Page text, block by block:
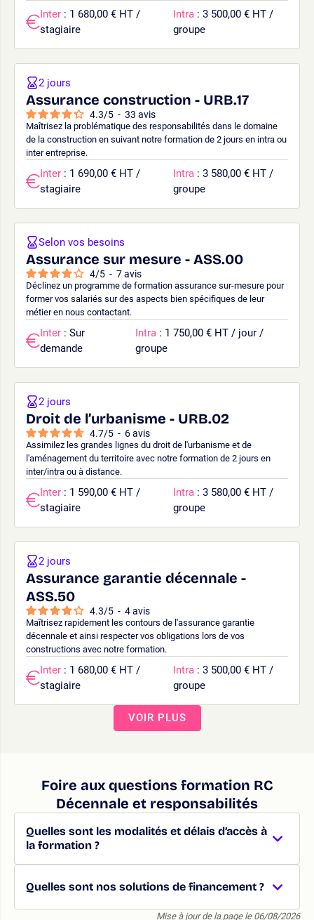
Inter : 1 680,00 € HT /
stagiaire
Intra : 3 500,00 € HT /
groupe
Assurance construction - URB.17
4.3/5 - 33 avis
Maîtrisez la problématique des responsabilités dans le domaine
de la construction en suivant notre formation de 2 jours en intra ou
inter entreprise.
2 jours
Inter : 1 690,00 € HT /
stagiaire
Intra : 3 580,00 € HT /
groupe
Assurance sur mesure - ASS.00
4/5 - 7avis
Déclinez un programme de formation assurance sur-mesure pour
former vos salariés sur des aspects bien spécifiques de leur
métier en nous contactant.
Selon vos besoins
Inter : Sur
demande
Intra : 1 750,00 € HT / jour /
groupe
Droit de l’urbanisme - URB.02
4.7/5 - 6avis
Assimilez les grandes lignes du droit de l'urbanisme et de
l'aménagement du territoire avec notre formation de 2 jours en
inter/intra ou à distance.
2 jours
Inter : 1 590,00 € HT /
stagiaire
Intra : 3 580,00 € HT /
groupe
Assurance garantie décennale -
ASS.50
4.3/5 - 4avis
Maîtrisez rapidement les contours de l'assurance garantie
décennale et ainsi respecter vos obligations lors de vos
constructions avec notre formation.
2 jours
Inter : 1 680,00 € HT /
stagiaire
Intra : 3 500,00 € HT /
groupe
VOIR PLUS
Foire aux questions formation RC
Décennale et responsabilités
Quelles sont les modalités et délais d’accès à
la formation ?
Quelles sont nos solutions de financement ?
Mise à jour de la page le 06/08/2026